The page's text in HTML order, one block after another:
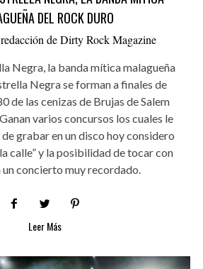
DEL ROCK DURO
de Dirty Rock Magazine
Negra, la banda mítica malagueña
Negra se forman a finales de
de las cenizas de Brujas de Salem
varios concursos los cuales le
grabar en un disco hoy considero
calle” y la posibilidad de tocar con
un concierto muy recordado.
Leer Más